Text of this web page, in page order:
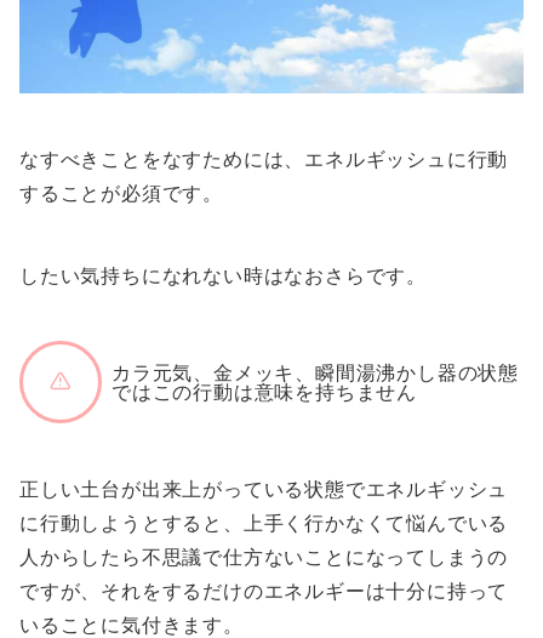
なすべきことをなすためには、エネルギッシュに行動
することが必須です。
したい気持ちになれない時はなおさらです。
カラ元気、金メッキ、瞬間湯沸かし器の状態
ではこの行動は意味を持ちません
正しい土台が出来上がっている状態でエネルギッシュ
に行動しようとすると、上手く行かなくて悩んでいる
人からしたら不思議で仕方ないことになってしまうの
ですが、それをするだけのエネルギーは十分に持って
いることに気付きます。